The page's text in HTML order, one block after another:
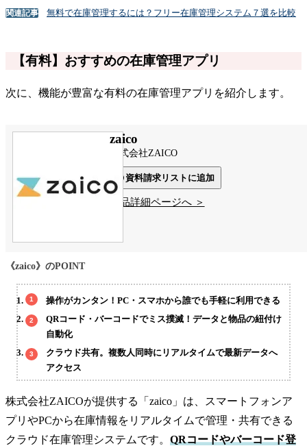
関連記事 無料で在庫管理するには？フリー在庫管理システム７選を比較
【有料】おすすめの在庫管理アプリ
次に、機能が豊富な有料の在庫管理アプリを紹介します。
zaico
株式会社ZAICO
資料請求リストに追加
製品詳細ページへ ＞
《zaico》のPOINT
操作がカンタン！PC・スマホから誰でも手軽に利用できる
QRコード・バーコードでミス撲滅！データと物品の紐付け
自動化
クラウド共有。複数人同時にリアルタイムで最新データへ
アクセス
株式会社ZAICOが提供する「zaico」は、スマートフォンア
プリやPCから在庫情報をリアルタイムで管理・共有できる
クラウド在庫管理システムです。 QRコードやバーコード登